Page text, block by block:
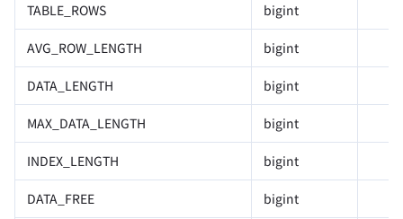
TABLE_ROWS bigint
AVG_ROW_LENGTH bigint
DATA_LENGTH bigint
MAX_DATA_LENGTH bigint
INDEX_LENGTH bigint
DATA_FREE bigint